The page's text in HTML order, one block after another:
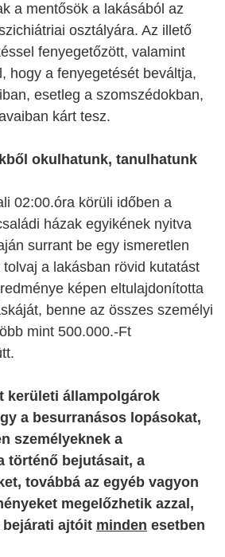
a mentősök a lakásából az
osztályára. Az illető
fenyegetőzött, valamint
hogy a fenyegetését beváltja,
esetleg a szomszédokban,
kárt tesz.
okulhatunk, tanulhatunk
02:00.óra körüli időben a
házak egyikének nyitva
surrant be egy ismeretlen
a lakásban rövid kutatást
képen eltulajdonította
benne az összes személyi
mint 500.000.-Ft
kerületi állampolgárok
a besurranásos lopásokat,
személyeknek a
történő bejutásait, a
továbbá az egyéb vagyon
megelőzhetik azzal,
bejárati ajtóit minden esetben